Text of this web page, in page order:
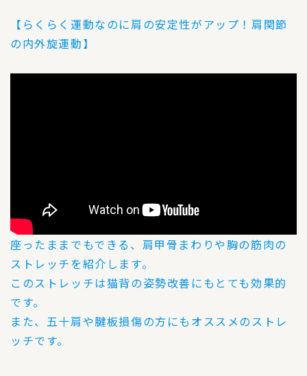
【らくらく運動なのに肩の安定性がアップ！肩関節
の内外旋運動】
座ったままでもできる、肩甲骨まわりや胸の筋肉の
ストレッチを紹介します。
このストレッチは猫背の姿勢改善にもとても効果的
です。
また、五十肩や腱板損傷の方にもオススメのストレ
ッチです。